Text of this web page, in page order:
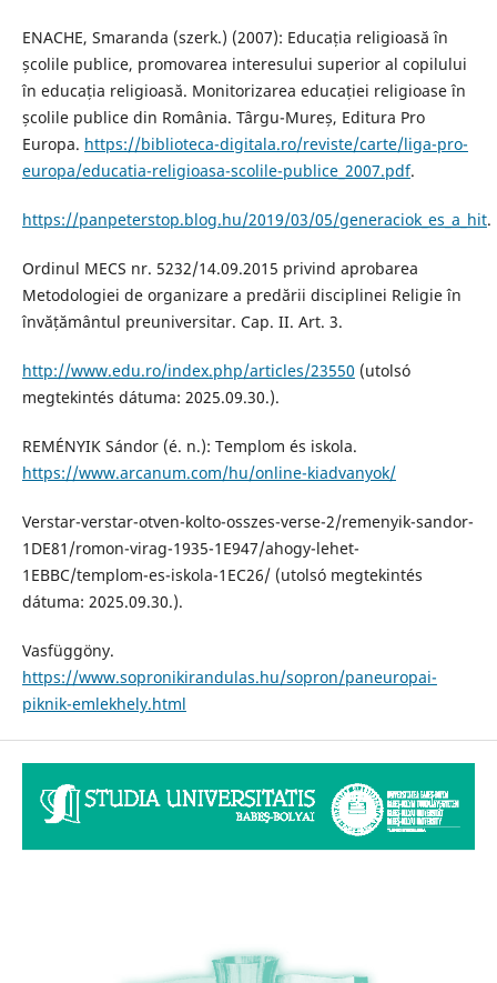
ENACHE, Smaranda (szerk.) (2007): Educația religioasă în
școlile publice, promovarea interesului superior al copilului
în educația religioasă. Monitorizarea educației religioase în
școlile publice din România. Târgu-Mureș, Editura Pro
Europa. https://biblioteca-digitala.ro/reviste/carte/liga-pro-
europa/educatia-religioasa-scolile-publice_2007.pdf.
https://panpeterstop.blog.hu/2019/03/05/generaciok_es_a_hit.
Ordinul MECS nr. 5232/14.09.2015 privind aprobarea
Metodologiei de organizare a predării disciplinei Religie în
învățământul preuniversitar. Cap. II. Art. 3.
http://www.edu.ro/index.php/articles/23550 (utolsó
megtekintés dátuma: 2025.09.30.).
REMÉNYIK Sándor (é. n.): Templom és iskola.
https://www.arcanum.com/hu/online-kiadvanyok/
Verstar-verstar-otven-kolto-osszes-verse-2/remenyik-sandor-
1DE81/romon-virag-1935-1E947/ahogy-lehet-
1EBBC/templom-es-iskola-1EC26/ (utolsó megtekintés
dátuma: 2025.09.30.).
Vasfüggöny.
https://www.sopronikirandulas.hu/sopron/paneuropai-
piknik-emlekhely.html